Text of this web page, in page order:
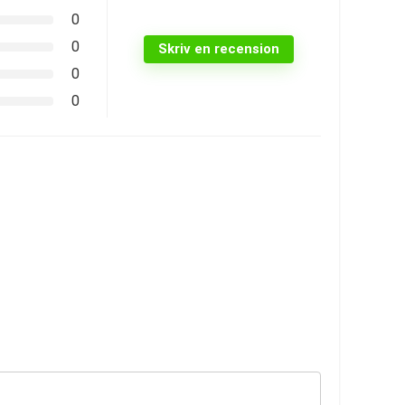
0
0
0
0
Skriv en recension